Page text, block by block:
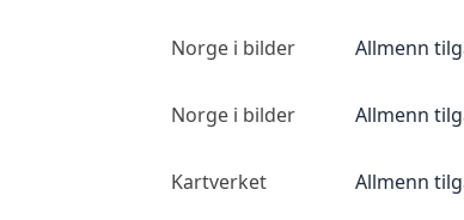
Norge i bilder Allmenn
Norge i bilder Allmenn
Kartverket Allmenn